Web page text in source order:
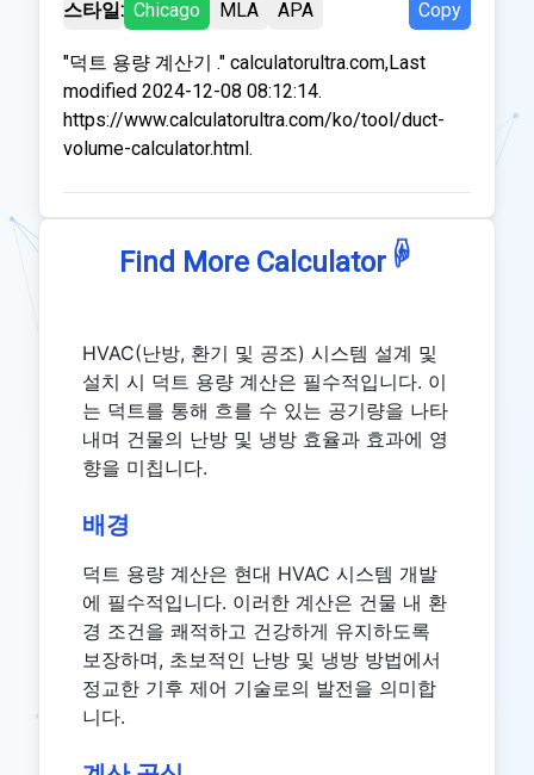
스타일: Chicago MLA APA Copy
"덕트 용량 계산기 ." calculatorultra.com,Last
modified 2024-12-08 08:12:14.
https://www.calculatorultra.com/ko/tool/duct-
volume-calculator.html.
Find More Calculator ☟
HVAC(난방, 환기 및 공조) 시스템 설계 및
설치 시 덕트 용량 계산은 필수적입니다. 이
는 덕트를 통해 흐를 수 있는 공기량을 나타
내며 건물의 난방 및 냉방 효율과 효과에 영
향을 미칩니다.
배경
덕트 용량 계산은 현대 HVAC 시스템 개발
에 필수적입니다. 이러한 계산은 건물 내 환
경 조건을 쾌적하고 건강하게 유지하도록
보장하며, 초보적인 난방 및 냉방 방법에서
정교한 기후 제어 기술로의 발전을 의미합
니다.